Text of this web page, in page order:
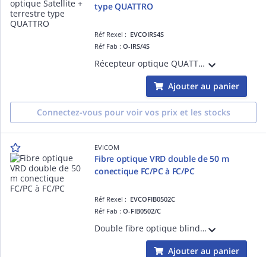
type QUATTRO
Réf Rexel : EVCOIRS4S
Réf Fab :O-IRS/4S
Récepteur optique QUATTRO 1 sat + terrestre Niveau de sortie Ter : 78 dBµV, Sat : 79 dBµV A utiliser avec commutateur satellite
Ajouter au panier
Connectez-vous pour voir vos prix et les stocks
EVICOM
Fibre optique VRD double de 50 m
conectique FC/PC à FC/PC
Réf Rexel : EVCOFIB0502C
Réf Fab :O-FIB0502/C
Double fibre optique blindée 50 mètres Pour utilisation en extérieur (VRD) Pré-connectorisée FC/PC
Ajouter au panier